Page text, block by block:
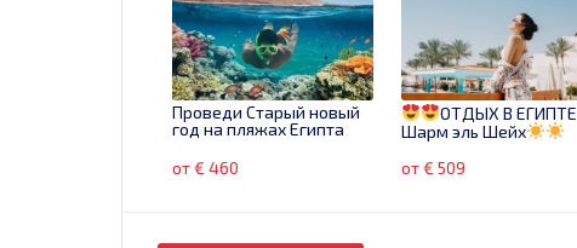
Проведи Старый новый
год на пляжах Египта
от € 460
ОТДЫХ В ЕГИПТЕ
Шарм эль Шейх
от € 509